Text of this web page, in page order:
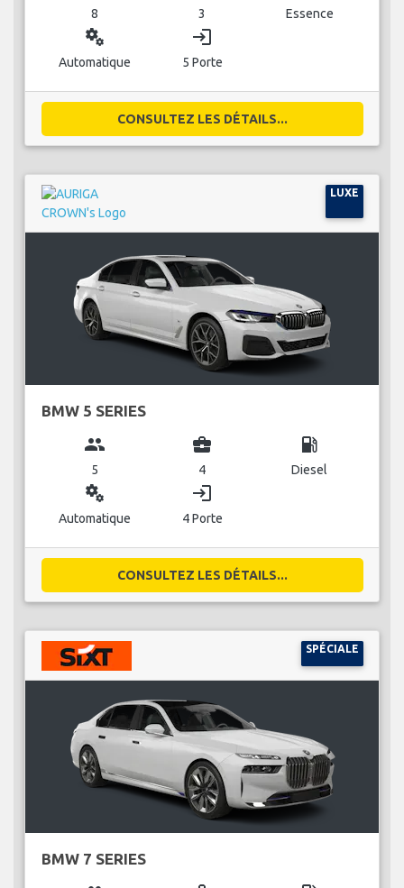
8 3 Essence
miscellaneous_services
Automatique
login
5 Porte
CONSULTEZ LES DÉTAILS...
LUXE
BMW 5 SERIES
group
5
business_center
4
local_gas_station
Diesel
miscellaneous_services
Automatique
login
4 Porte
CONSULTEZ LES DÉTAILS...
SPÉCIALE
BMW 7 SERIES